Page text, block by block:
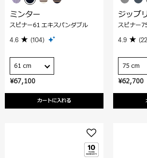
¥67,100
カートに入れる
ミンター
スピナー61 エキスパンダブル
4.6 (104)
61 cm
¥62,700
ジップ
スピナー
4.9
75 cm